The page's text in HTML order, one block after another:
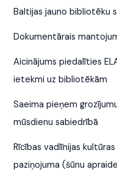
Baltijas jauno bibliotēku
Dokumentārais
Aicinājums piedalīties
ietekmi uz bibliotēkām
Saeima pieņem
mūsdienu sabiedrībā
Rīcības vadlīnijas
paziņojuma (šūnu